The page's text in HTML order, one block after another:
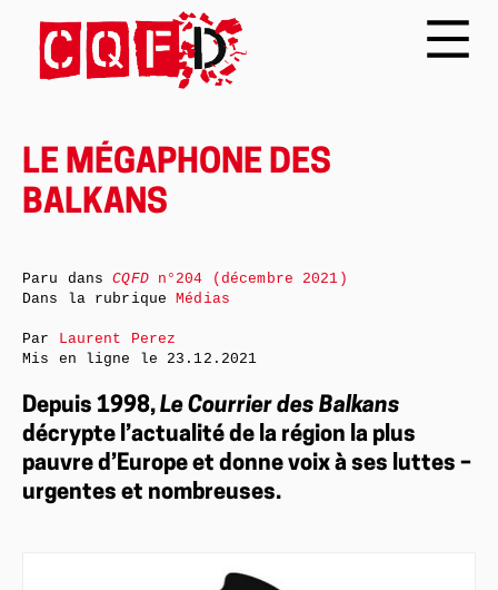
LE MÉGAPHONE DES
BALKANS
Depuis 1998, Le Courrier des Balkans
décrypte l’actualité de la région la plus
pauvre d’Europe et donne voix à ses luttes –
urgentes et nombreuses.
Paru dansCQFDn°204 (décembre 2021)
Dans la rubriqueMédias
Par Laurent Perez
Mis en ligne le 23.12.2021